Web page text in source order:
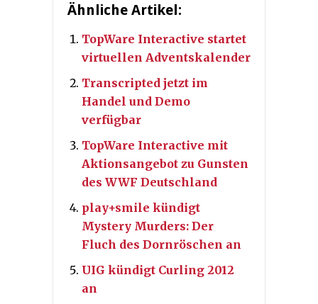
Ähnliche Artikel:
TopWare Interactive startet
virtuellen Adventskalender
Transcripted jetzt im
Handel und Demo
verfügbar
TopWare Interactive mit
Aktionsangebot zu Gunsten
des WWF Deutschland
play+smile kündigt
Mystery Murders: Der
Fluch des Dornröschen an
UIG kündigt Curling 2012
an